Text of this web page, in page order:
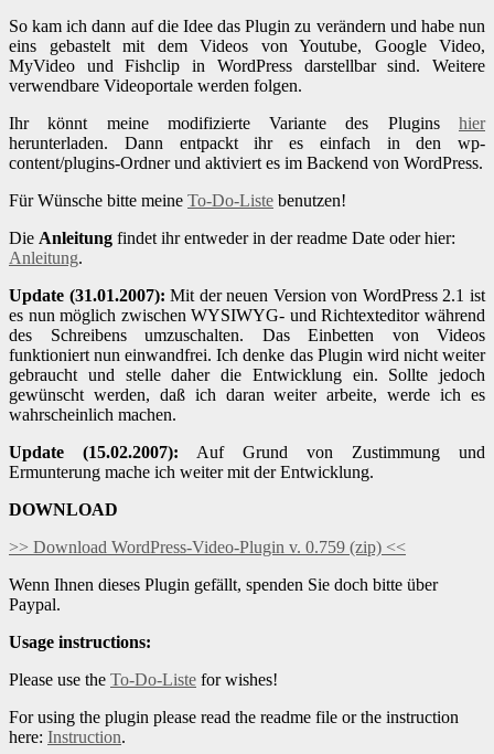
So kam ich dann auf die Idee das Plugin zu verändern und habe nun
eins gebastelt mit dem Videos von Youtube, Google Video,
MyVideo und Fishclip in WordPress darstellbar sind. Weitere
verwendbare Videoportale werden folgen.
Ihr könnt meine modifizierte Variante des Plugins hier
herunterladen. Dann entpackt ihr es einfach in den wp-
content/plugins-Ordner und aktiviert es im Backend von WordPress.
Für Wünsche bitte meine To-Do-Liste benutzen!
Die Anleitung findet ihr entweder in der readme Date oder hier:
Anleitung.
Update (31.01.2007): Mit der neuen Version von WordPress 2.1 ist
es nun möglich zwischen WYSIWYG- und Richtexteditor während
des Schreibens umzuschalten. Das Einbetten von Videos
funktioniert nun einwandfrei. Ich denke das Plugin wird nicht weiter
gebraucht und stelle daher die Entwicklung ein. Sollte jedoch
gewünscht werden, daß ich daran weiter arbeite, werde ich es
wahrscheinlich machen.
Update (15.02.2007): Auf Grund von Zustimmung und
Ermunterung mache ich weiter mit der Entwicklung.
DOWNLOAD
>> Download WordPress-Video-Plugin v. 0.759 (zip) <<
Wenn Ihnen dieses Plugin gefällt, spenden Sie doch bitte über
Paypal.
Usage instructions:
Please use the To-Do-Liste for wishes!
For using the plugin please read the readme file or the instruction
here: Instruction.